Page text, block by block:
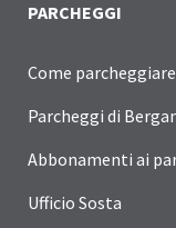
PARCHEGGI
Come
Parcheggi di
Abbonamenti ai
Ufficio Sosta